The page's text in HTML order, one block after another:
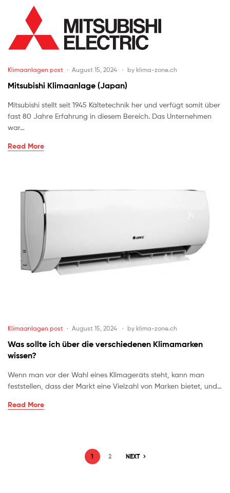
Klimaanlagen post August 15, 2024 by klima-zone.ch
Mitsubishi Klimaanlage (Japan)
Mitsubishi stellt seit 1945 Kältetechnik her und verfügt somit über
fast 80 Jahre Erfahrung in diesem Bereich. Das Unternehmen
war…
Read More
Klimaanlagen post August 15, 2024 by klima-zone.ch
Was sollte ich über die verschiedenen Klimamarken
wissen?
Wenn man vor der Wahl eines Klimageräts steht, kann man
feststellen, dass der Markt eine Vielzahl von Marken bietet, und…
Read More
1 2 NEXT